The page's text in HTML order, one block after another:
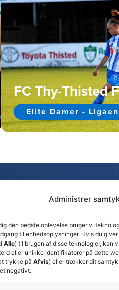
Administrer
den bedste oplevelse bruger vi
til enhedsoplysninger. Hvis du
Alle) til brugen af disse teknologier, kan
eller unikke identifikatorer på dette
trykke på Afvis) eller trækker dit
negativt.
FC Thy-Thisted
Elite Damer - Ligaen
Seneste
Nyt trænerteam